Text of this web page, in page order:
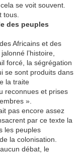
se voit souvent.
tous.
des peuples
Africains et des
l’histoire,
forcé, la ségrégation
se sont produits dans
la traite
reconnues et prises
».
pas encore assez
par ce texte la
les peuples
la colonisation.
débat, le